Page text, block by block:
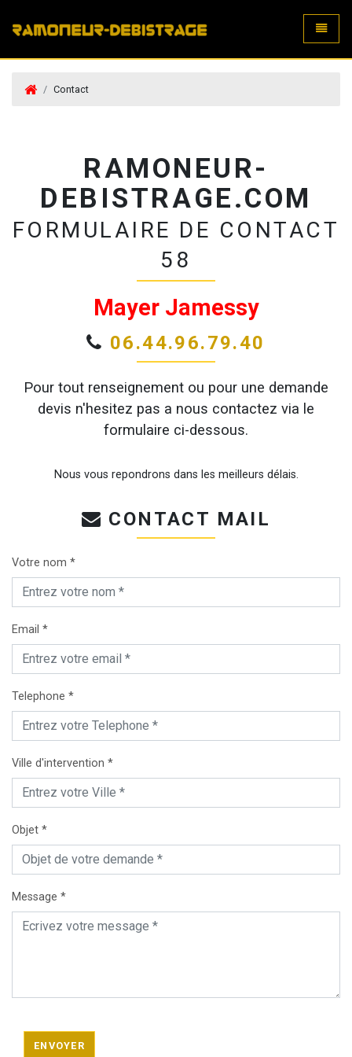
Contact
RAMONEUR-
DEBISTRAGE.COM
FORMULAIRE DE CONTACT
58
Mayer Jamessy
06.44.96.79.40
Pour tout renseignement ou pour une demande
devis n'hesitez pas a nous contactez via le
formulaire ci-dessous.
Nous vous repondrons dans les meilleurs délais.
CONTACT MAIL
Votre nom *
Email *
Telephone *
Ville d'intervention *
Objet *
Message *
ENVOYER